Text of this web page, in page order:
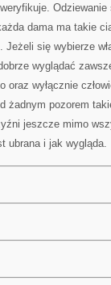
Odziewanie
dama ma takie
się wybierze
wyglądać
wyłącznie
żadnym pozorem
jeszcze mimo
ubrana i jak wygląda.